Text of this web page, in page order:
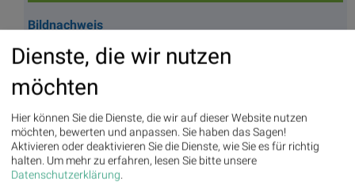
Bildnachweis
1. Rot weiss rot Österreich Eishalle Linz Nicole Wesner #nicolewesner Von:
https://www.instagram.com/nicole_wesner_official/
http://www.nicolewesner.com http://www.sportgeschichte.at >> Öffnen
auf photaq.com
Aktien auf dem Radar:Bajaj Mobility AG,Rosenbauer,Andritz
Semperit,EuroTeleSites AG,Flughafen Wien,Porr,SBO
Immobilien,Marinomed Biotech ,Österreichische Post ,Wolftank-
Adisa,BTV AG,BKS Bank Stamm,Kapsch TrafficCom
DO&CO,CPI Europe AG
Dienste, die wir nutzen
möchten
Hier können Sie die Dienste, die wir auf dieser Website nutzen
möchten, bewerten und anpassen. Sie haben das Sagen!
Aktivieren oder deaktivieren Sie die Dienste, wie Sie es für richtig
halten. Um mehr zu erfahren, lesen Sie bitte unsere
Datenschutzerklärung.